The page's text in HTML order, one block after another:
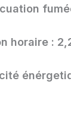
horaire :